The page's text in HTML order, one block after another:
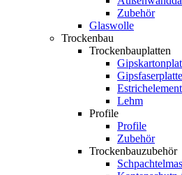
Zubehör
Glaswolle
Trockenbau
Trockenbauplatten
Lehm
Profile
Profile
Zubehör
Trockenbauzubehör